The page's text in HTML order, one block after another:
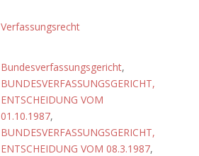
Verfassungsrecht
Bundesverfassungsgericht,
BUNDESVERFASSUNGSGERICHT,
ENTSCHEIDUNG VOM
01.10.1987,
BUNDESVERFASSUNGSGERICHT,
ENTSCHEIDUNG VOM 08.3.1987,